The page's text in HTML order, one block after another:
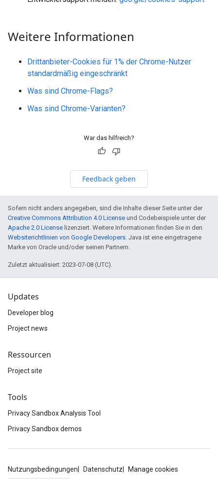
Weitere Informationen
Drittanbieter-Cookies für 1% der Chrome-Nutzer
standardmäßig eingeschränkt
Was sind Chrome-Flags?
Was sind Chrome-Varianten?
War das hilfreich?
Feedback geben
Sofern nicht anders angegeben, sind die Inhalte dieser Seite unter der
Creative Commons Attribution 4.0 License und Codebeispiele unter der
Apache 2.0 License lizenziert. Weitere Informationen finden Sie in den
Websiterichtlinien von Google Developers . Java ist eine eingetragene
Marke von Oracle und/oder seinen Partnern.
Zuletzt aktualisiert: 2023-07-08 (UTC).
Updates
Developer blog
Project news
Ressourcen
Project site
Tools
Privacy Sandbox Analysis Tool
Privacy Sandbox demos
Nutzungsbedingungen Datenschutz Manage cookies